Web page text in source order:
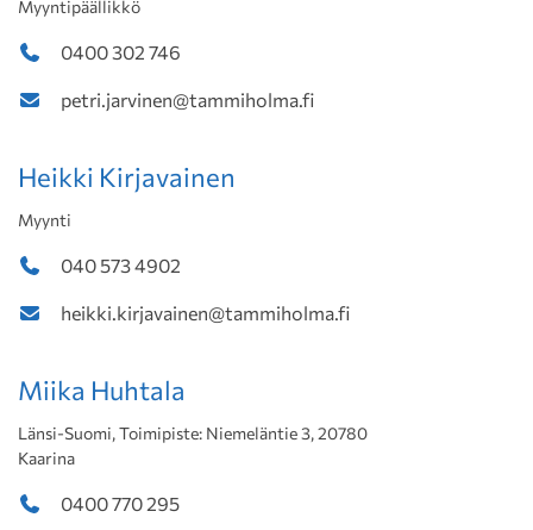
Myyntipäällikkö
0400 302 746
petri.jarvinen@tammiholma.fi
Heikki Kirjavainen
Myynti
040 573 4902
heikki.kirjavainen@tammiholma.fi
Miika Huhtala
Länsi-Suomi, Toimipiste: Niemeläntie 3, 20780
Kaarina
0400 770 295